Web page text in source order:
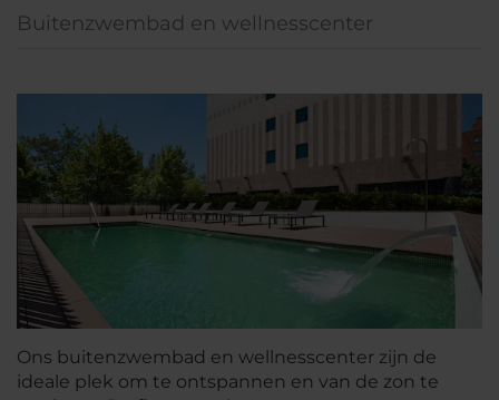
Buitenzwembad en wellnesscenter
Ons buitenzwembad en wellnesscenter zijn de
ideale plek om te ontspannen en van de zon te